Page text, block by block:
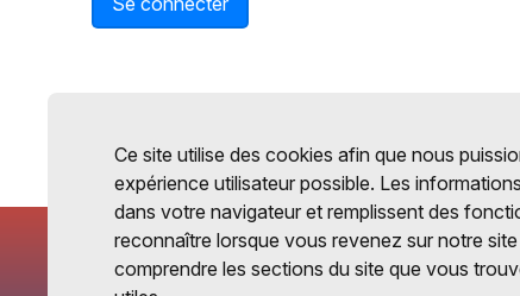
Ce site utilise des cookies afin que nous
expérience utilisateur possible. Les
dans votre navigateur et remplissent des
reconnaître lorsque vous revenez sur notre
comprendre les sections du site que vous